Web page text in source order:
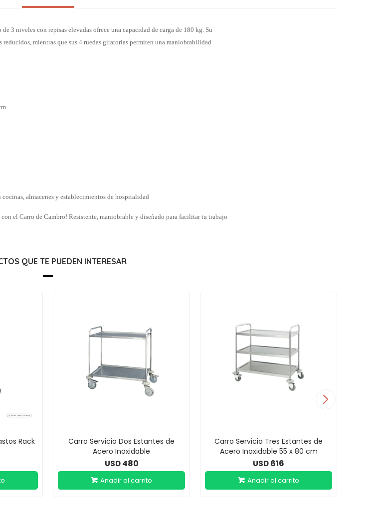
3 niveles con repisas elevadas ofrece una capacidad de carga de 180 kg. Su
mientras que sus 4 ruedas giratorias permiten una maniobrabilidad
cocinas, almacenes y establecimientos de hospitalidad
el Carro de Cambro! Resistente, maniobrable y diseñado para facilitar tu trabajo
QUE TE PUEDEN INTERESAR
Rack
Carro Servicio Dos Estantes de
Acero Inoxidable
USD 480
Carro Servicio Tres Estantes de
Acero Inoxidable 55 x 80 cm
USD616